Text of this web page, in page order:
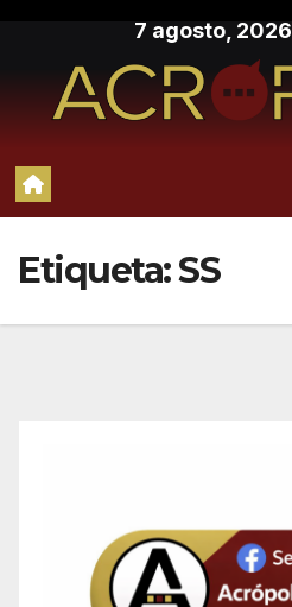
contenido
7 agosto, 2026
Etiqueta:SS